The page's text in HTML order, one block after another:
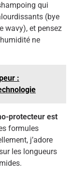
qui
(bye
wavy), et pensez
ne
:
protecteur est
formules
j’adore
les longueurs